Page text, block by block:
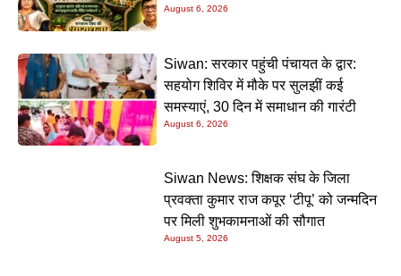
August 6, 2026
Siwan: सरकार पहुंची पंचायत के द्वार:
सहयोग शिविर में मौके पर सुलझीं कई
समस्याएं, 30 दिन में समाधान की गारंटी
August 6, 2026
Siwan News: शिक्षक संघ के जिला
प्रवक्ता कुमार राज कपूर ‘टीपू’ को जन्मदिन
पर मिली शुभकामनाओं की सौगात
August 5, 2026